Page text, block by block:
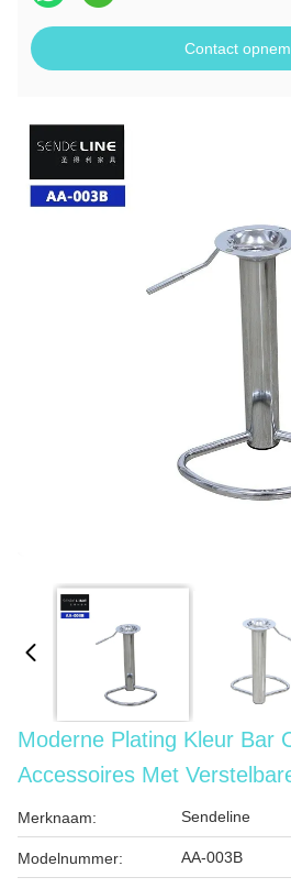
Contact
Moderne Plating Kleur Bar
Accessoires Met
Merknaam: Sendeline
Modelnummer: AA-003B